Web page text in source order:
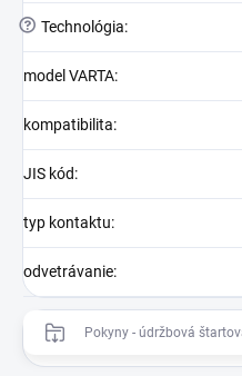
? Technológia:
model VARTA:
kompatibilita:
JIS kód:
typ kontaktu:
odvetrávanie:
Pokyny - údržbová